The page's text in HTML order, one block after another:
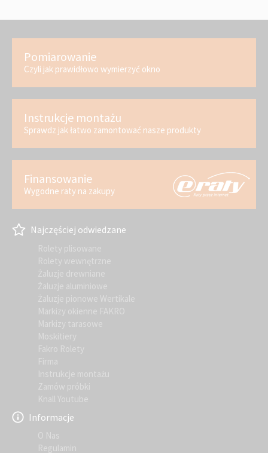
Pomiarowanie
Czyli jak prawidłowo wymierzyć okno
Instrukcje montażu
Sprawdz jak łatwo zamontować nasze produkty
Finansowanie
Wygodne raty na zakupy
Najczęściej odwiedzane
Rolety plisowane
Rolety wewnętrzne
Żaluzje drewniane
Żaluzje aluminiowe
Żaluzje pionowe Wertikale
Markizy okienne FAKRO
Markizy tarasowe
Moskitiery
Fakro Rolety
Firma
Instrukcje montażu
Zamów próbki
Knall Youtube
Informacje
O Nas
Regulamin